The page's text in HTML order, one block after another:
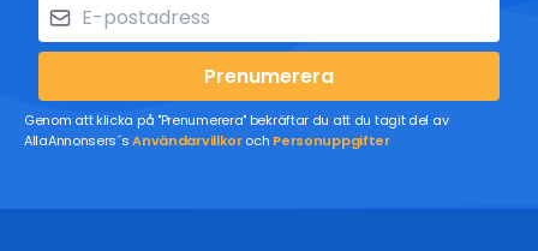
Prenumerera
Genom att klicka på "Prenumerera" bekräftar du att du tagit del av
AllaAnnonsers´sAnvändarvillkoroch Personuppgifter